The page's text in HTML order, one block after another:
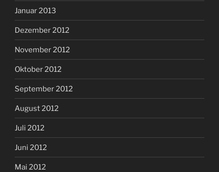
Januar 2013
Dezember 2012
November 2012
Oktober 2012
September 2012
August 2012
Juli 2012
Juni 2012
Mai 2012